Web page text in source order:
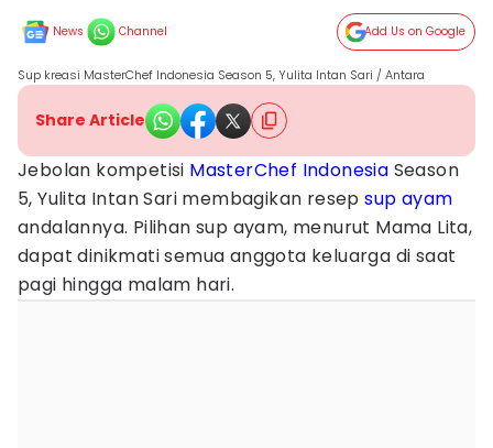
News Channel Add Us on Google
Sup kreasi MasterChef Indonesia Season 5, Yulita Intan Sari / Antara
Share Article
Jebolan kompetisi MasterChef Indonesia Season
5, Yulita Intan Sari membagikan resepsup ayam
andalannya. Pilihan sup ayam, menurut Mama Lita,
dapat dinikmati semua anggota keluarga di saat
pagi hingga malam hari.